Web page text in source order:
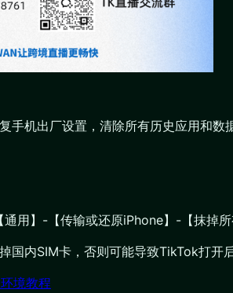
手机出厂设置，清除所有历史应用和数据
用】-【传输或还原iPhone】-【抹掉所
国内SIM卡，否则可能导致TikTok打开后
境教程